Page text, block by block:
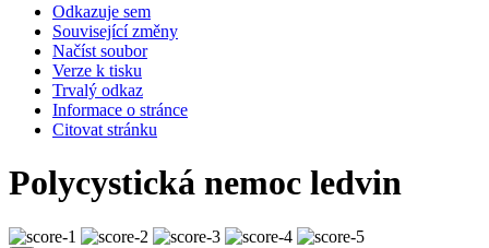
Odkazuje sem
Související změny
Načíst soubor
Verze k tisku
Trvalý odkaz
Informace o stránce
Citovat stránku
Polycystická nemoc ledvin